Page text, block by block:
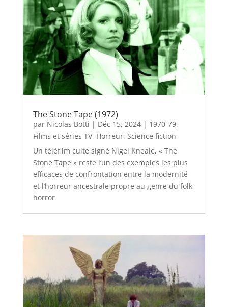
The Stone Tape (1972)
par Nicolas Botti | Déc 15, 2024| 1970-79,
Films et séries TV, Horreur, Science fiction
Un téléfilm culte signé Nigel Kneale, « The
Stone Tape » reste l’un des exemples les plus
efficaces de confrontation entre la modernité
et l’horreur ancestrale propre au genre du folk
horror